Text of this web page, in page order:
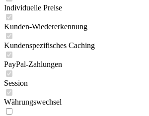
Individuelle Preise
Kunden-Wiedererkennung
Kundenspezifisches Caching
PayPal-Zahlungen
Session
Währungswechsel